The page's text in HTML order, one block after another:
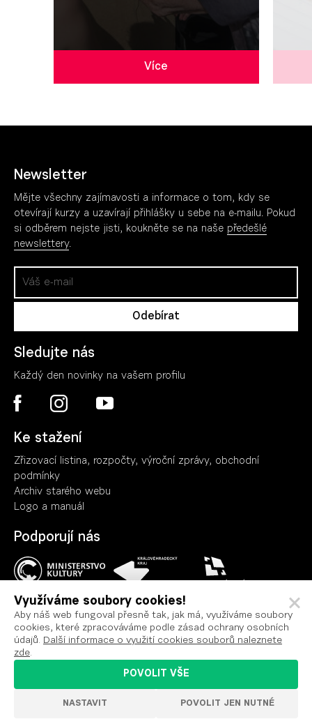
Více
Newsletter
Mějte všechny zajímavosti a informace o tom, kdy se
otevírají kurzy a uzavírají přihlášky u sebe na e-mailu. Pokud
si odběrem nejste jisti, koukněte se na naše předešlé
newslettery.
Sledujte nás
Každý den novinky na vašem profilu
Ke stažení
Zřizovací listina, rozpočty, výroční zprávy, obchodní
podmínky
Archiv starého webu
Logo a manuál
Podporují nás
Ochrana osobních údajů
Prohlášení o přístupnosti
Nastavení cookies
VYROBILO
Využíváme soubory cookies!
Aby náš web fungoval přesně tak, jak má, využíváme soubory
cookies, které zpracováváme podle zásad ochrany osobních
údajů. Další informace o využití cookies souborů naleznete
zde.
NASTAVIT POVOLIT JEN NUTNÉ
POVOLIT VŠE